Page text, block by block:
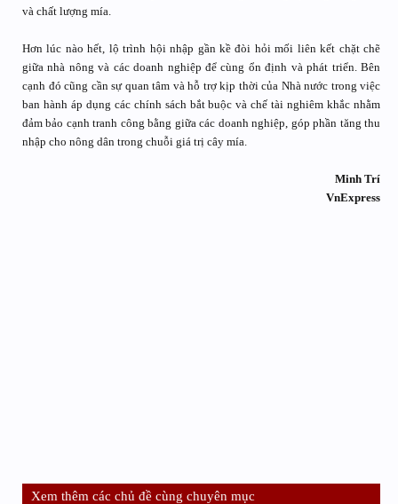
và chất lượng mía.
Hơn lúc nào hết, lộ trình hội nhập gần kề đòi hỏi mối liên kết chặt chẽ
giữa nhà nông và các doanh nghiệp để cùng ổn định và phát triển. Bên
cạnh đó cũng cần sự quan tâm và hỗ trợ kịp thời của Nhà nước trong việc
ban hành áp dụng các chính sách bắt buộc và chế tài nghiêm khắc nhằm
đảm bảo cạnh tranh công bằng giữa các doanh nghiệp, góp phần tăng thu
nhập cho nông dân trong chuỗi giá trị cây mía.
Minh Trí
VnExpress
Xem thêm các chủ đề cùng chuyên mục